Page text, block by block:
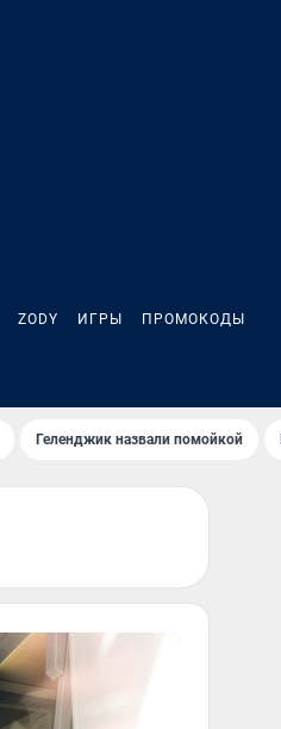
ZODY ИГРЫ ПРОМОКОДЫ
Геленджик назвали помойкой